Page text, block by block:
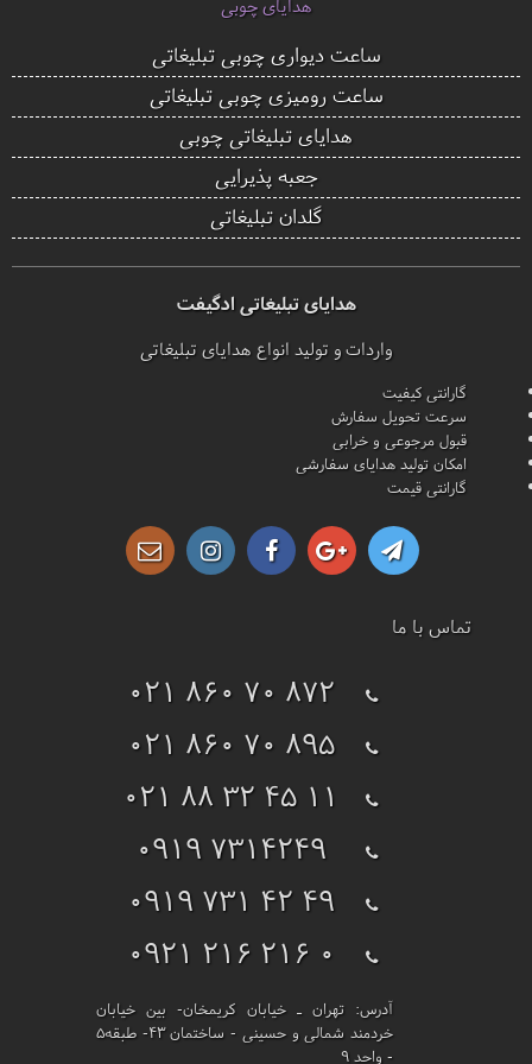
هدایای چوبی
ساعت دیواری چوبی تبلیغاتی
ساعت رومیزی چوبی تبلیغاتی
هدایای تبلیغاتی چوبی
جعبه پذیرایی
گلدان تبلیغاتی
هدایای تبلیغاتی ادگیفت
واردات و تولید انواع هدایای تبلیغاتی
گارانتی کیفیت
سرعت تحویل سفارش
قبول مرجوعی و خرابی
امکان تولید هدایای سفارشی
گارانتی قیمت
تماس با ما
021 860 70 872
021 860 70 895
021 88 32 45 11
0919 7314249
0919 731 42 49
0921 216 216 0
آدرس: تهران ـ خیابان کریمخان- بین خیابان
خردمند شمالی و حسینی - ساختمان 43- طبقه5
- واحد 9